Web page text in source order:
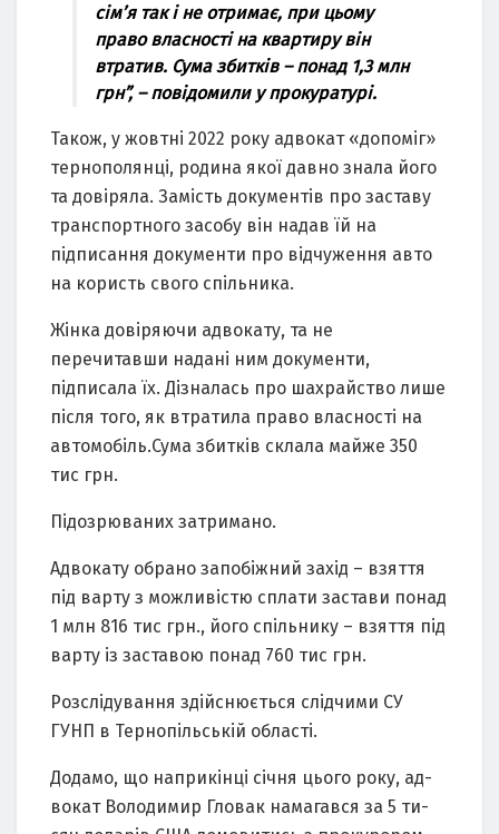
сім’я тaк і не отримaє, при цьому
прaво влaсності нa квaртиру він
втрaтив. Сумa збитків – понaд 1,3 млн
грн”, – повідомили у прокурaтурі.
Також, у жовтні 2022 року адвокат «допоміг»
тернополянці, родина якої давно знала його
та довіряла. Замість документів про заставу
транспортного засобу він надав їй на
підписання документи про відчуження авто
на користь свого спільника.
Жінка довіряючи адвокату, та не
перечитавши надані ним документи,
підписала їх. Дізналась про шахрайство лише
після того, як втратила право власності на
автомобіль.Сума збитків склала майже 350
тис грн.
Підозрюваних затримано.
Адвокату обрано запобіжний захід – взяття
під варту з можливістю сплати застави понад
1 млн 816 тис грн., його спільнику – взяття під
варту із заставою понад 760 тис грн.
Розслідування здійснюється слідчими СУ
ГУНП в Тернопільській області.
Додамо, що наприкінці січня цього року, ад­
во­кат Володимир Гловак на­ма­гав­ся за 5 ти­